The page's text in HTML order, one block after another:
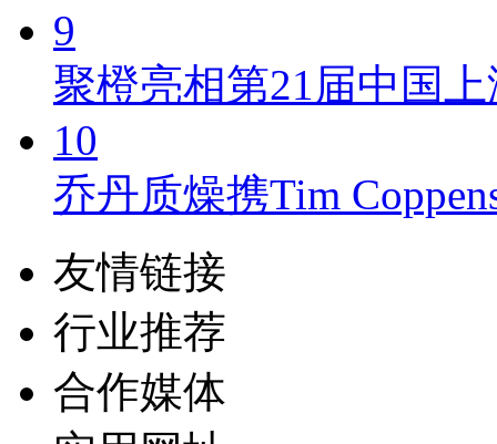
9
聚橙亮相第21届中国
10
乔丹质燥携Tim
友情链接
行业推荐
合作媒体